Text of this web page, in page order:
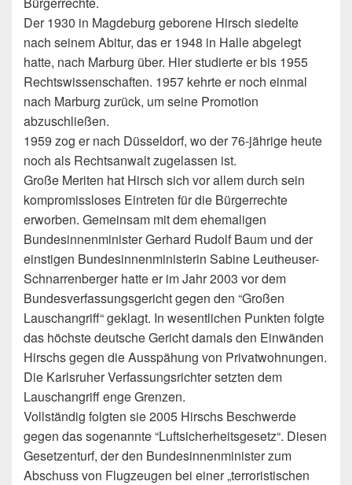
Der 1930 in Magdeburg geborene Hirsch siedelte
nach seinem Abitur, das er 1948 in Halle abgelegt
hatte, nach Marburg über. Hier studierte er bis 1955
Rechtswissenschaften. 1957 kehrte er noch einmal
nach Marburg zurück, um seine Promotion
abzuschließen.
1959 zog er nach Düsseldorf, wo der 76-jährige heute
noch als Rechtsanwalt zugelassen ist.
Große Meriten hat Hirsch sich vor allem durch sein
kompromissloses Eintreten für die Bürgerrechte
erworben. Gemeinsam mit dem ehemaligen
Bundesinnenminister Gerhard Rudolf Baum und der
einstigen Bundesinnenministerin Sabine Leutheuser-
Schnarrenberger hatte er im Jahr 2003 vor dem
Bundesverfassungsgericht gegen den “Großen
Lauschangriff“ geklagt. In wesentlichen Punkten folgte
das höchste deutsche Gericht damals den Einwänden
Hirschs gegen die Ausspähung von Privatwohnungen.
Die Karlsruher Verfassungsrichter setzten dem
Lauschangriff enge Grenzen.
Vollständig folgten sie 2005 Hirschs Beschwerde
gegen das sogenannte “Luftsicherheitsgesetz“. Diesen
Gesetzenturf, der den Bundesinnenminister zum
Abschuss von Flugzeugen bei einer „terroristischen